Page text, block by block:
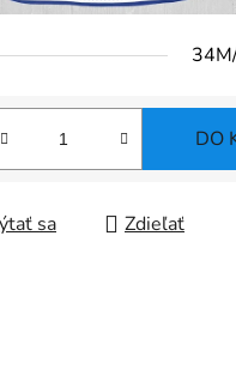
DO
sa Zdieľať